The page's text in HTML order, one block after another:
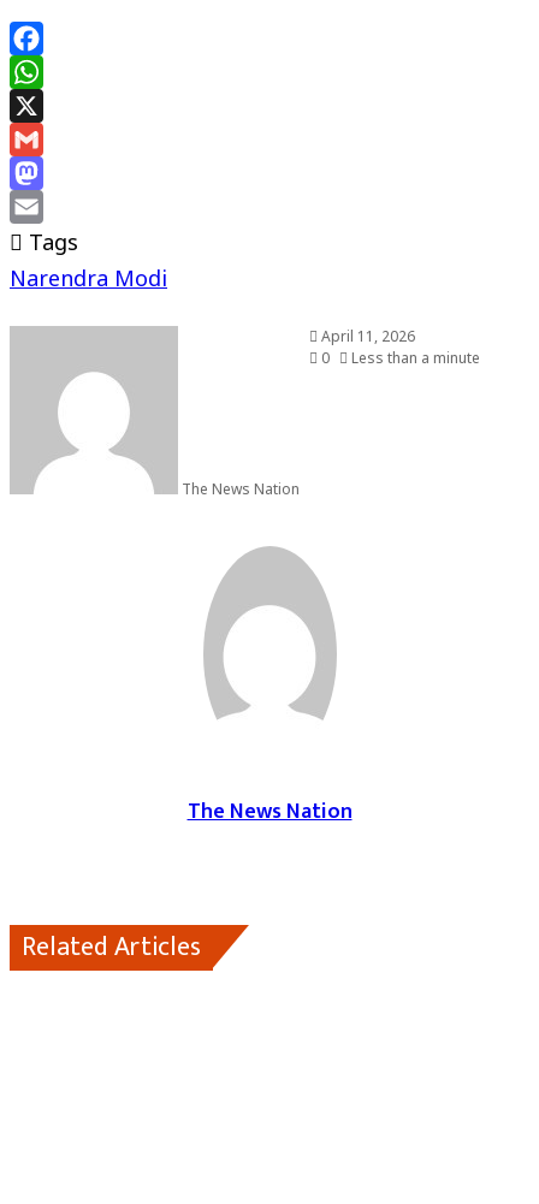
Facebook
WhatsApp
X
Gmail
Mastodon
Email
Tags
Narendra Modi
The News Nation
April 11, 2026
0
Less than a minute
The News Nation
Related Articles